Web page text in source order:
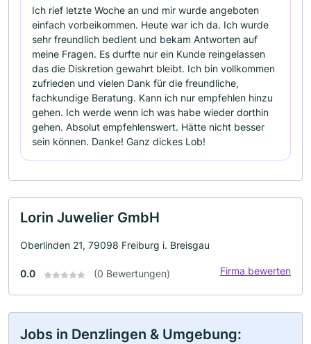
Ich rief letzte Woche an und mir wurde angeboten
einfach vorbeikommen. Heute war ich da. Ich wurde
sehr freundlich bedient und bekam Antworten auf
meine Fragen. Es durfte nur ein Kunde reingelassen
das die Diskretion gewahrt bleibt. Ich bin vollkommen
zufrieden und vielen Dank für die freundliche,
fachkundige Beratung. Kann ich nur empfehlen hinzu
gehen. Ich werde wenn ich was habe wieder dorthin
gehen. Absolut empfehlenswert. Hätte nicht besser
sein können. Danke! Ganz dickes Lob!
Lorin Juwelier GmbH
Oberlinden 21, 79098 Freiburg i. Breisgau
0.0 (0 Bewertungen) Firma bewerten
Jobs in Denzlingen & Umgebung: